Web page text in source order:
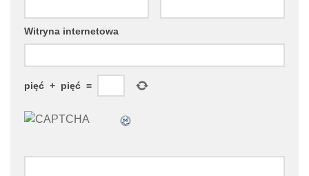
Witryna internetowa
pięć + pięć =